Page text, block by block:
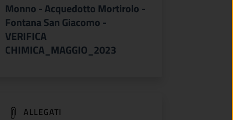
Monno - Acquedotto Mortirolo -
Fontana San Giacomo -
VERIFICA
CHIMICA_MAGGIO_2023
ALLEGATI
(apre in un'altra scheda).